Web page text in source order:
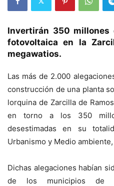
Invertirán 350 millones
fotovoltaica en la
megawatios.
Las más de 2.000
construcción de una planta
lorquina de Zarcilla de
en torno a los 350
desestimadas en su
Urbanismo y Medio
Dichas alegaciones habían
de los municipios de